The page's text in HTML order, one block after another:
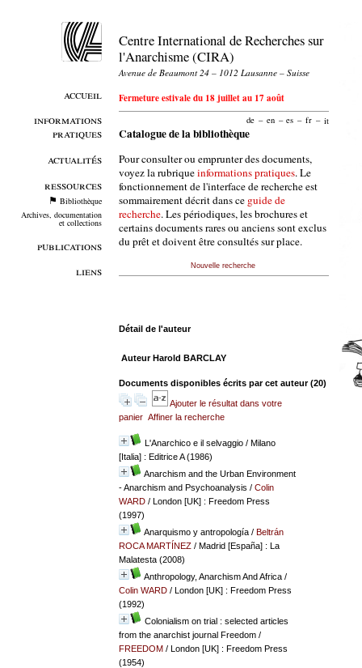
accueil
informations
pratiques
actualités
ressources
Bibliothèque
Archives, documentation
et collections
publications
liens
Centre International de Recherches sur
l'Anarchisme (CIRA)
Avenue de Beaumont 24 – 1012 Lausanne – Suisse
Fermeture estivale du 18 juillet au 17 août
de – en – es – fr – it
Catalogue de la bibliothèque
Pour consulter ou emprunter des documents,
voyez la rubriqueinformations pratiques. Le
fonctionnement de l'interface de recherche est
sommairement décrit dans ce guide de
recherche. Les périodiques, les brochures et
certains documents rares ou anciens sont exclus
du prêt et doivent être consultés sur place.
Nouvelle recherche
Détail de l'auteur
Auteur Harold BARCLAY
Documents disponibles écrits par cet auteur (20)
Ajouter le résultat dans votre
panier Affiner la recherche
L'Anarchico e il selvaggio/ Milano
[Italia] : Editrice A (1986)
Anarchism and the Urban Environment
- Anarchism and Psychoanalysis / Colin
WARD/ London [UK] : Freedom Press
(1997)
Anarquismo y antropología/ Beltrán
ROCA MARTÍNEZ/ Madrid [España] : La
Malatesta (2008)
Anthropology, Anarchism And Africa/
Colin WARD/ London [UK] : Freedom Press
(1992)
Colonialism on trial : selected articles
from the anarchist journal Freedom/
FREEDOM/ London [UK] : Freedom Press
(1954)